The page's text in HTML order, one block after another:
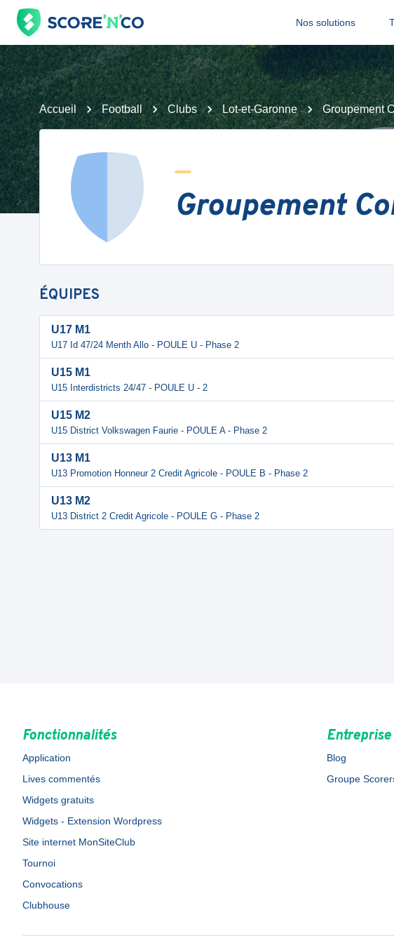
Nos solutions
Accueil Football Clubs Lot-et-Garonne Groupement
Groupement
ÉQUIPES
U17 M1
U17 Id 47/24 Menth Allo - POULE U - Phase 2
U15 M1
U15 Interdistricts 24/47 - POULE U - 2
U15 M2
U15 District Volkswagen Faurie - POULE A - Phase 2
U13 M1
U13 Promotion Honneur 2 Credit Agricole - POULE B - Phase 2
U13 M2
U13 District 2 Credit Agricole - POULE G - Phase 2
Fonctionnalités
Application
Lives commentés
Widgets gratuits
Widgets - Extension Wordpress
Site internet MonSiteClub
Tournoi
Convocations
Clubhouse
Entreprise
Blog
Groupe